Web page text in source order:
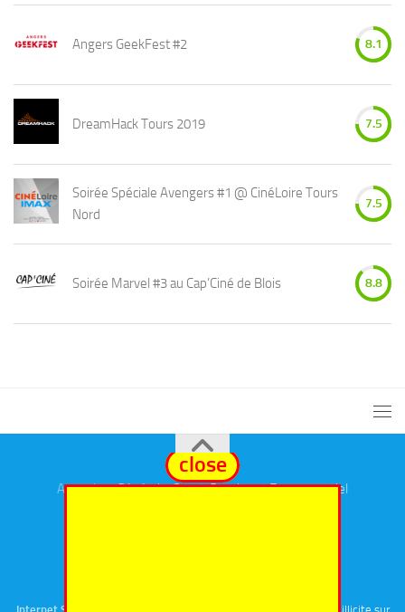
Angers GeekFest #2 8.1
DreamHack Tours 2019 7.5
Soirée Spéciale Avengers #1 @ CinéLoire Tours
Nord
7.5
Soirée Marvel #3 au Cap’Ciné de Blois 8.8
AnnuairesGénéral,eSport,CosplayetEvenementiel
close